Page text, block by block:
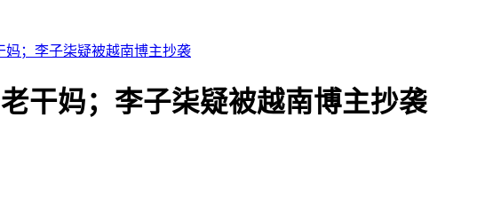
；李子柒疑被越南博主抄袭
干妈；李子柒疑被越南博主抄袭